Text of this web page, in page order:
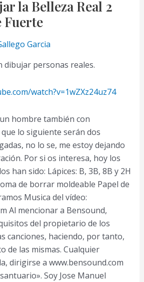
la Belleza Real 2
Fuerte
Garcia
dibujar personas reales.
watch?v=1wZXz24uz74
hombre también con
lo siguiente serán dos
no lo se, me estoy dejando
Por si os interesa, hoy los
han sido: Lápices: B, 3B, 8B y 2H
de borrar moldeable Papel de
Musica del vídeo:
Al mencionar a Bensound,
del propietario de los
canciones, haciendo, por tanto,
de las mismas. Cualquier
dirigirse a www.bensound.com
Soy Jose Manuel